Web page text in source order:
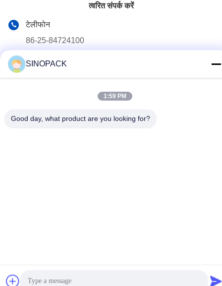
त्वरित संपर्क करें
टेलीफोन
86-25-84724100
ई-मेल
SINOPACK
1:59 PM
Good day, what product are you looking for?